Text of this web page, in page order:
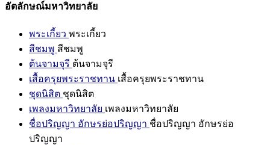
อัตลักษณ์มหาวิทยาลัย
พระเกี้ยว พระเกี้ยว
สีชมพู สีชมพู
ต้นจามจุรี ต้นจามจุรี
เสื้อครุยพระราชทาน เสื้อครุยพระราชทาน
ชุดนิสิต ชุดนิสิต
เพลงมหาวิทยาลัย เพลงมหาวิทยาลัย
ชื่อปริญญา อักษรย่อปริญญา ชื่อปริญญา อักษรย่อ
ปริญญา